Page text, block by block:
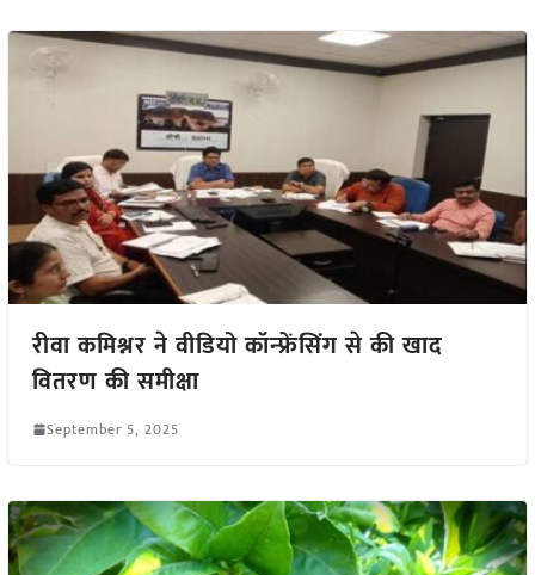
रीवा कमिश्नर ने वीडियो कॉन्फ्रेंसिंग से की खाद
वितरण की समीक्षा
September 5, 2025